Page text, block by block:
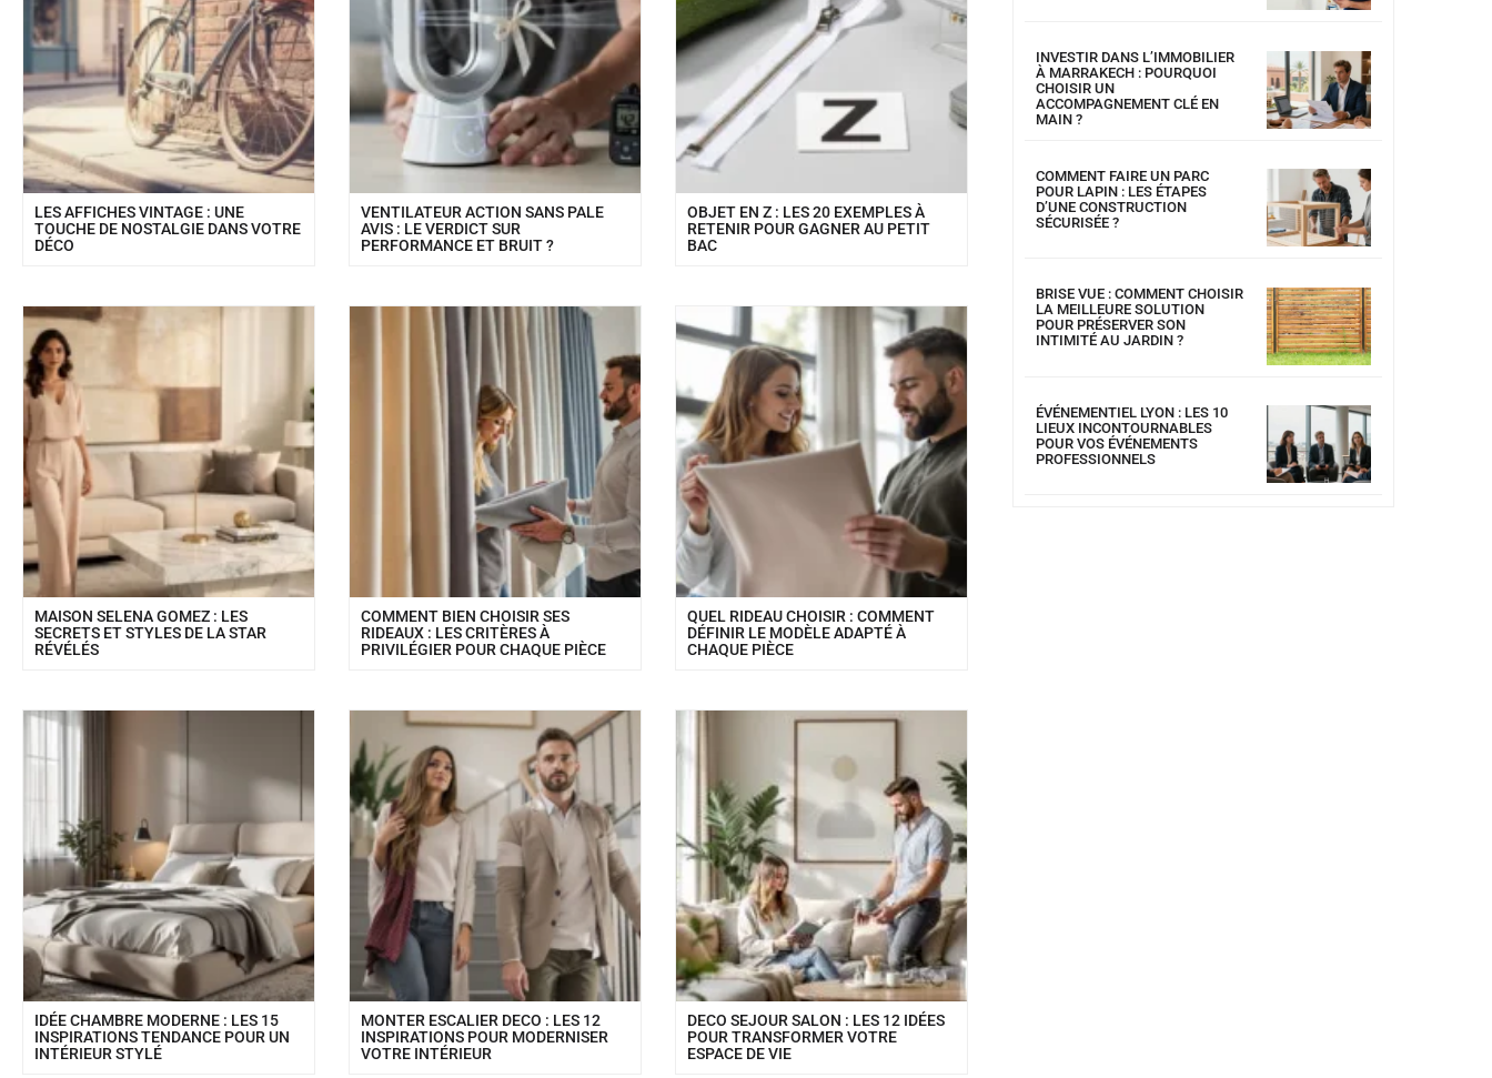
LES AFFICHES VINTAGE : UNE
TOUCHE DE NOSTALGIE DANS VOTRE
DÉCO
VENTILATEUR ACTION SANS PALE
AVIS : LE VERDICT SUR
PERFORMANCE ET BRUIT ?
OBJET EN Z : LES 20 EXEMPLES À
RETENIR POUR GAGNER AU PETIT
BAC
MAISON SELENA GOMEZ : LES
SECRETS ET STYLES DE LA STAR
RÉVÉLÉS
COMMENT BIEN CHOISIR SES
RIDEAUX : LES CRITÈRES À
PRIVILÉGIER POUR CHAQUE PIÈCE
QUEL RIDEAU CHOISIR : COMMENT
DÉFINIR LE MODÈLE ADAPTÉ À
CHAQUE PIÈCE
IDÉE CHAMBRE MODERNE : LES 15
INSPIRATIONS TENDANCE POUR UN
INTÉRIEUR STYLÉ
MONTER ESCALIER DECO : LES 12
INSPIRATIONS POUR MODERNISER
VOTRE INTÉRIEUR
DECO SEJOUR SALON : LES 12 IDÉES
POUR TRANSFORMER VOTRE
ESPACE DE VIE
INVESTIR DANS L’IMMOBILIER
À MARRAKECH : POURQUOI
CHOISIR UN
ACCOMPAGNEMENT CLÉ EN
MAIN ?
COMMENT FAIRE UN PARC
POUR LAPIN : LES ÉTAPES
D’UNE CONSTRUCTION
SÉCURISÉE ?
BRISE VUE : COMMENT CHOISIR
LA MEILLEURE SOLUTION
POUR PRÉSERVER SON
INTIMITÉ AU JARDIN ?
ÉVÉNEMENTIEL LYON : LES 10
LIEUX INCONTOURNABLES
POUR VOS ÉVÉNEMENTS
PROFESSIONNELS